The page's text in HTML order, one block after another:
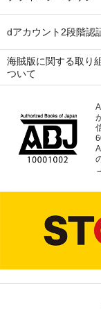
dアカウント2段階認
海賊版に関する取り
ついて